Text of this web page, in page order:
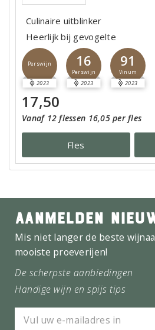
Culinaire uitblinker
Heerlijk bij gevogelte
Perswijn
2023
16
Perswijn
2023
91
Vinum
2023
17,50
Vanaf 12 flessen 16,05 per fles
Fles
AANMELDEN
Mis niet langer de beste
mooiste proeverijen!
De scherpste aanbiedingen
Handige wijn en spijs tips